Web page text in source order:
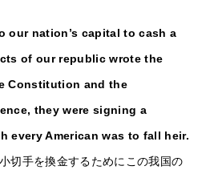
our nation’s capital to cash a
of our republic wrote the
Constitution and the
they were signing a
every American was to fall heir.
切手を換金するためにこの我国の